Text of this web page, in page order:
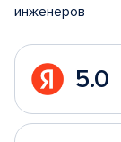
инженеров
5.0